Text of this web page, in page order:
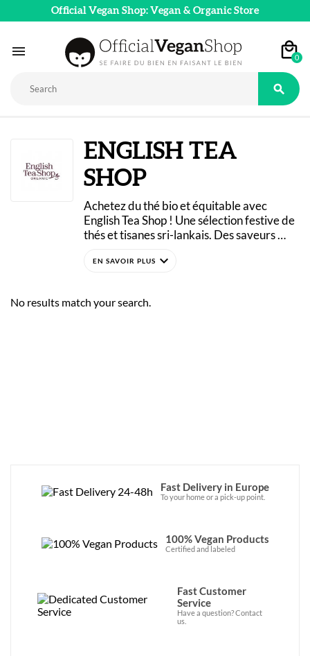
Official Vegan Shop: Vegan & Organic Store
 0

ENGLISH TEA
SHOP
Achetez du thé bio et équitable avec
English Tea Shop ! Une sélection festive de
thés et tisanes sri-lankais. Des saveurs
faites le choix d’un thé de qualité, non
petits agriculteurs, payés au prix juste. Des
expand_more
No results match your search.
Fast Delivery in Europe
To your home or a pick-up point.
100% Vegan Products
Certified and labeled
Fast Customer
Service
Have a question? Contact
us.